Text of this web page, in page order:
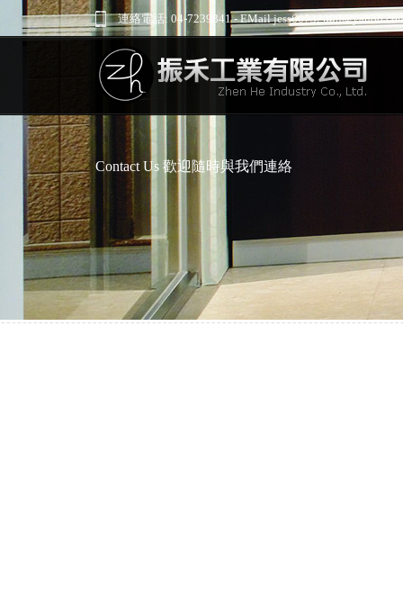
連絡電話: 04-7239841 - EMail
Contact Us 歡迎隨時與我們連絡